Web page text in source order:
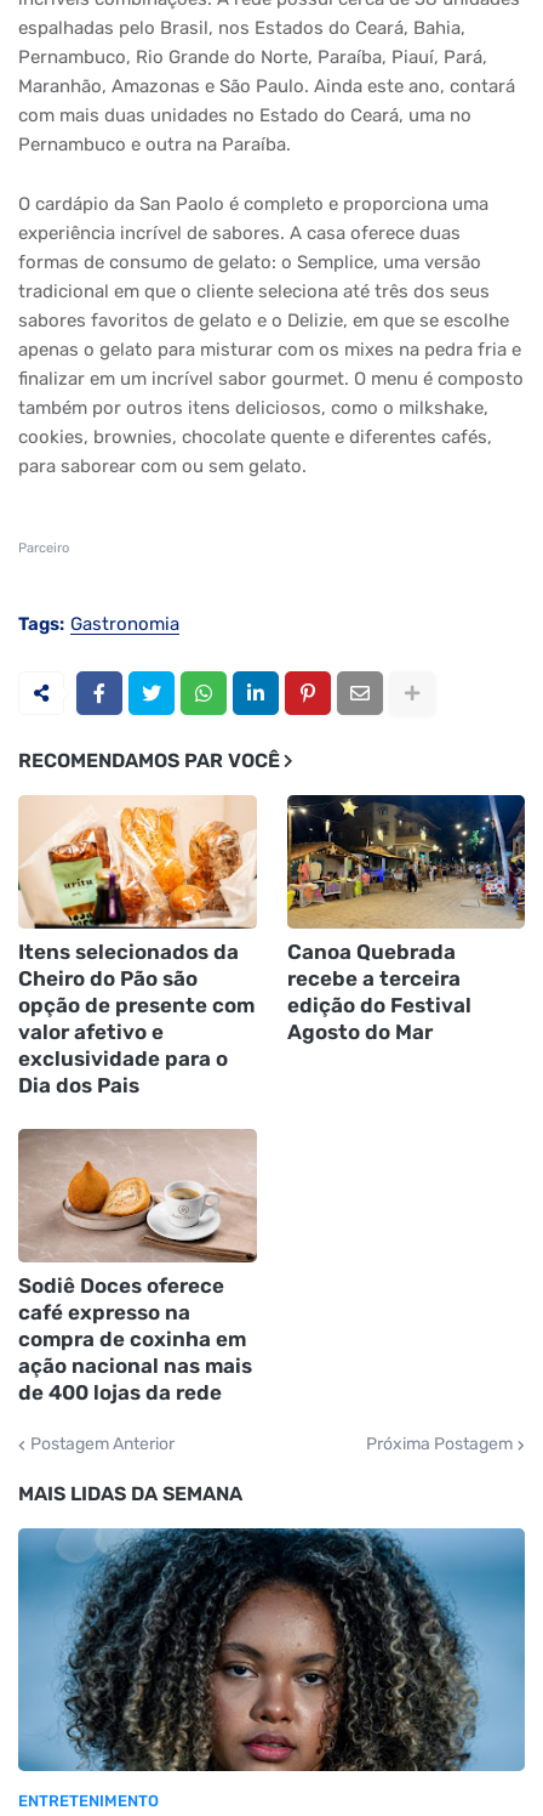
espalhadas pelo Brasil, nos Estados do Ceará, Bahia,
Pernambuco, Rio Grande do Norte, Paraíba, Piauí, Pará,
Maranhão, Amazonas e São Paulo. Ainda este ano, contará
com mais duas unidades no Estado do Ceará, uma no
Pernambuco e outra na Paraíba.
O cardápio da San Paolo é completo e proporciona uma
experiência incrível de sabores. A casa oferece duas
formas de consumo de gelato: o Semplice, uma versão
tradicional em que o cliente seleciona até três dos seus
sabores favoritos de gelato e o Delizie, em que se escolhe
apenas o gelato para misturar com os mixes na pedra fria e
finalizar em um incrível sabor gourmet. O menu é composto
também por outros itens deliciosos, como o milkshake,
cookies, brownies, chocolate quente e diferentes cafés,
para saborear com ou sem gelato.
Parceiro
Tags: Gastronomia
RECOMENDAMOS PAR VOCÊ
Itens selecionados da
Cheiro do Pão são
opção de presente com
valor afetivo e
exclusividade para o
Dia dos Pais
Canoa Quebrada
recebe a terceira
edição do Festival
Agosto do Mar
Sodiê Doces oferece
café expresso na
compra de coxinha em
ação nacional nas mais
de 400 lojas da rede
Postagem Anterior Próxima Postagem
MAIS LIDAS DA SEMANA
ENTRETENIMENTO